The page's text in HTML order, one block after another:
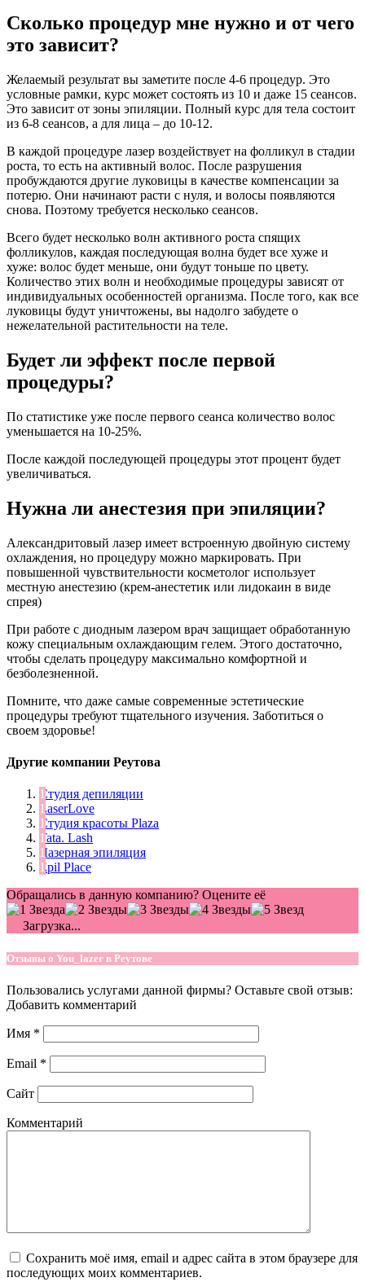
Сколько процедур мне нужно и от чего
это зависит?
Желаемый результат вы заметите после 4-6 процедур. Это
условные рамки, курс может состоять из 10 и даже 15 сеансов.
Это зависит от зоны эпиляции. Полный курс для тела состоит
из 6-8 сеансов, а для лица – до 10-12.
В каждой процедуре лазер воздействует на фолликул в стадии
роста, то есть на активный волос. После разрушения
пробуждаются другие луковицы в качестве компенсации за
потерю. Они начинают расти с нуля, и волосы появляются
снова. Поэтому требуется несколько сеансов.
Всего будет несколько волн активного роста спящих
фолликулов, каждая последующая волна будет все хуже и
хуже: волос будет меньше, они будут тоньше по цвету.
Количество этих волн и необходимые процедуры зависят от
индивидуальных особенностей организма. После того, как все
луковицы будут уничтожены, вы надолго забудете о
нежелательной растительности на теле.
Будет ли эффект после первой
процедуры?
По статистике уже после первого сеанса количество волос
уменьшается на 10-25%.
После каждой последующей процедуры этот процент будет
увеличиваться.
Нужна ли анестезия при эпиляции?
Александритовый лазер имеет встроенную двойную систему
охлаждения, но процедуру можно маркировать. При
повышенной чувствительности косметолог использует
местную анестезию (крем-анестетик или лидокаин в виде
спрея)
При работе с диодным лазером врач защищает обработанную
кожу специальным охлаждающим гелем. Этого достаточно,
чтобы сделать процедуру максимально комфортной и
безболезненной.
Помните, что даже самые современные эстетические
процедуры требуют тщательного изучения. Заботиться о
своем здоровье!
Другие компании Реутова
Студия депиляции
LaserLove
Студия красоты Plaza
Tata. Lash
Лазерная эпиляция
Epil Place
Обращались в данную компанию? Оцените её
Загрузка...
Отзывы о You_lazer в Реутове
Пользовались услугами данной фирмы? Оставьте свой отзыв:
Добавить комментарий
Имя *
Email *
Сайт
Комментарий
Сохранить моё имя, email и адрес сайта в этом браузере для
последующих моих комментариев.